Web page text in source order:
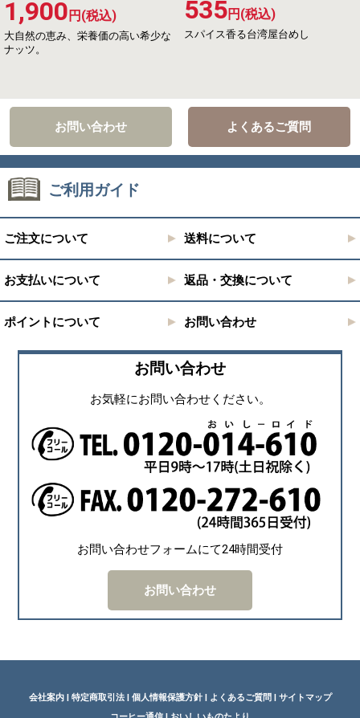
大自然の恵み、栄養価の高い希少な
ナッツ。
1,900 円(税込)
スパイス香る台湾屋台めし
535円(税込)
お問い合わせ よくあるご質問
ご利用ガイド
ご注文について 送料について
お支払いについて 返品・交換について
ポイントについて お問い合わせ
お問い合わせ
お気軽にお問い合わせください。
お問い合わせフォームにて24時間受付
お問い合わせ
会社案内 | 特定商取引法 | 個人情報保護方針 | よくあるご質問 | サイトマップ